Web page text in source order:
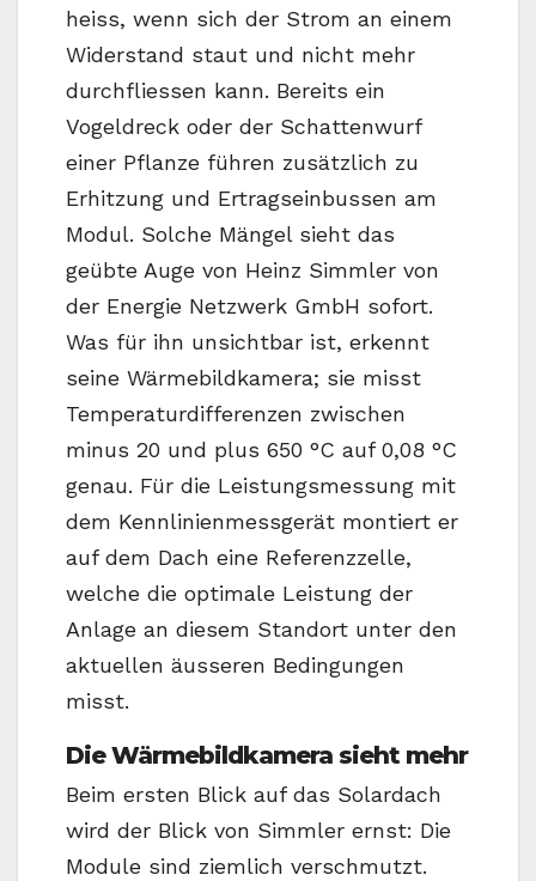
heiss, wenn sich der Strom an einem
Widerstand staut und nicht mehr
durchfliessen kann. Bereits ein
Vogeldreck oder der Schattenwurf
einer Pflanze führen zusätzlich zu
Erhitzung und Ertragseinbussen am
Modul. Solche Mängel sieht das
geübte Auge von Heinz Simmler von
der Energie Netzwerk GmbH sofort.
Was für ihn unsichtbar ist, erkennt
seine Wärmebildkamera; sie misst
Temperaturdifferenzen zwischen
minus 20 und plus 650 °C auf 0,08 °C
genau. Für die Leistungsmessung mit
dem Kennlinienmessgerät montiert er
auf dem Dach eine Referenzzelle,
welche die optimale Leistung der
Anlage an diesem Standort unter den
aktuellen äusseren Bedingungen
misst.
Die Wärmebildkamera sieht mehr
Beim ersten Blick auf das Solardach
wird der Blick von Simmler ernst: Die
Module sind ziemlich verschmutzt.